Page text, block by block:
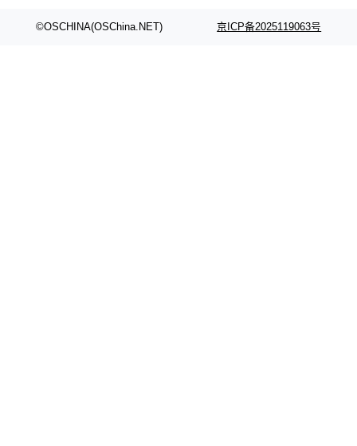
©OSCHINA(OSChina.NET) 京ICP备2025119063号